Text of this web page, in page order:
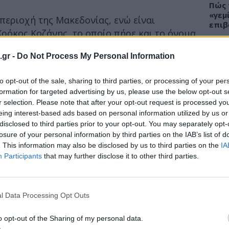
- Do Not Process My Personal Information
opt-out of the sale, sharing to third parties, or processing of your
for targeted advertising by us, please use the below opt-out
selection. Please note that after your opt-out request is processed
interest-based ads based on personal information utilized by us
to third parties prior to your opt-out. You may separately
of your personal information by third parties on the IAB’s list of
This information may also be disclosed by us to third parties on the
Participants that may further disclose it to other third parties.
Data Processing Opt Outs
opt-out of the Sharing of my personal data.
της Μακεδονίας, ενώ είναι
Κοζάνης, το οποίο πήρε και το όνομα
φυτό το οποίο εχει μελετηθεί για
στον οργανισμό, ενώ θεωρείται και ένα
της ιδιαίτερης γεύσης που
η διαδικασία συγκομιδής του είναι
και κάθε στίγμα του φυτού
από το φυτό, και να μας προσφέρει
στο στίγμα του φυτού έχουν δείξει την
(κροκίνη), και φλαβονοειδών, ενώ
ότι είναι η κροκίνη, η
ενώ υπάρχουν αναφορές για την χρήση
Πώς